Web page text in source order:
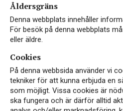
Åldersgräns
Denna webbplats innehåller
För besök på denna webbplats
eller äldre.
Cookies
På denna webbsida använder vi
tekniker för att kunna erbjuda en
som möjligt. Vissa cookies är
ska fungera och är därför alltid